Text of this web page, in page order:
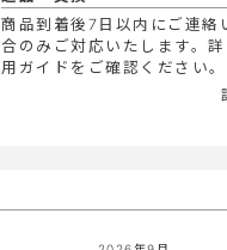
商品到着後7日以内にご連絡
合のみご対応いたします。詳
用ガイドをご確認ください。